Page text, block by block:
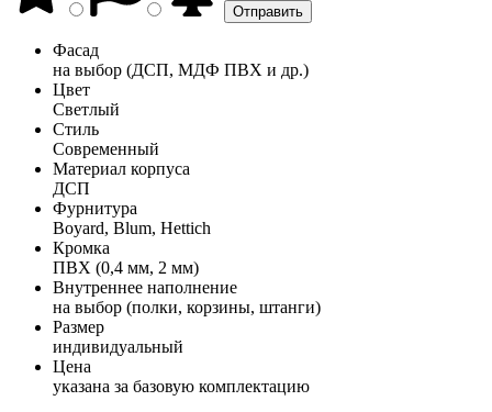
Фасад
на выбор (ДСП, МДФ ПВХ и др.)
Цвет
Светлый
Стиль
Современный
Материал корпуса
ДСП
Фурнитура
Boyard, Blum, Hettich
Кромка
ПВХ (0,4 мм, 2 мм)
Внутреннее наполнение
на выбор (полки, корзины, штанги)
Размер
индивидуальный
Цена
указана за базовую комплектацию